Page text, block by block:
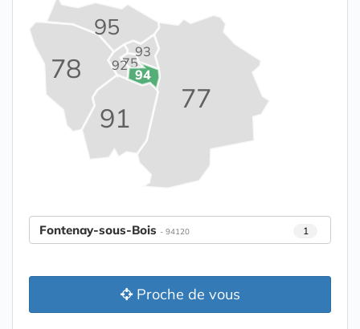
75
77
78
91
92
93
94
95
Fontenay-sous-Bois - 94120 1
Proche de vous